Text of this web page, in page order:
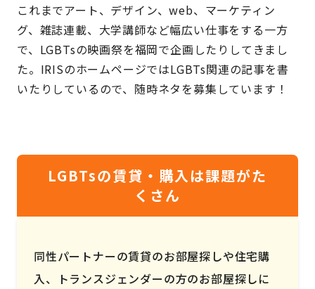
これまでアート、デザイン、web、マーケティン
グ、雑誌連載、大学講師など幅広い仕事をする一方
で、LGBTsの映画祭を福岡で企画したりしてきまし
た。IRISのホームページではLGBTs関連の記事を書
いたりしているので、随時ネタを募集しています！
LGBTsの賃貸・購入は課題がた
くさん
同性パートナーの賃貸のお部屋探しや住宅購
入、トランスジェンダーの方のお部屋探しに